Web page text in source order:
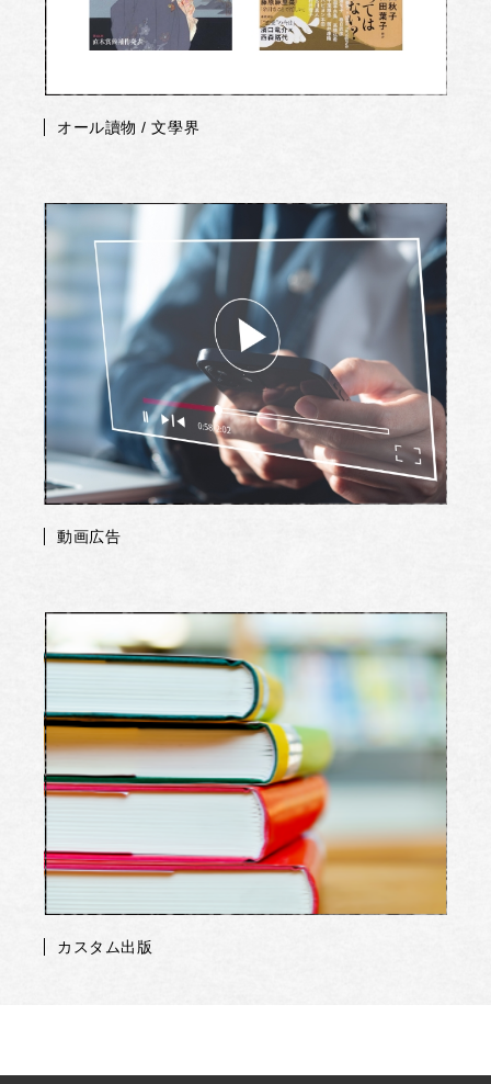
オール讀物 / 文學界
動画広告
カスタム出版